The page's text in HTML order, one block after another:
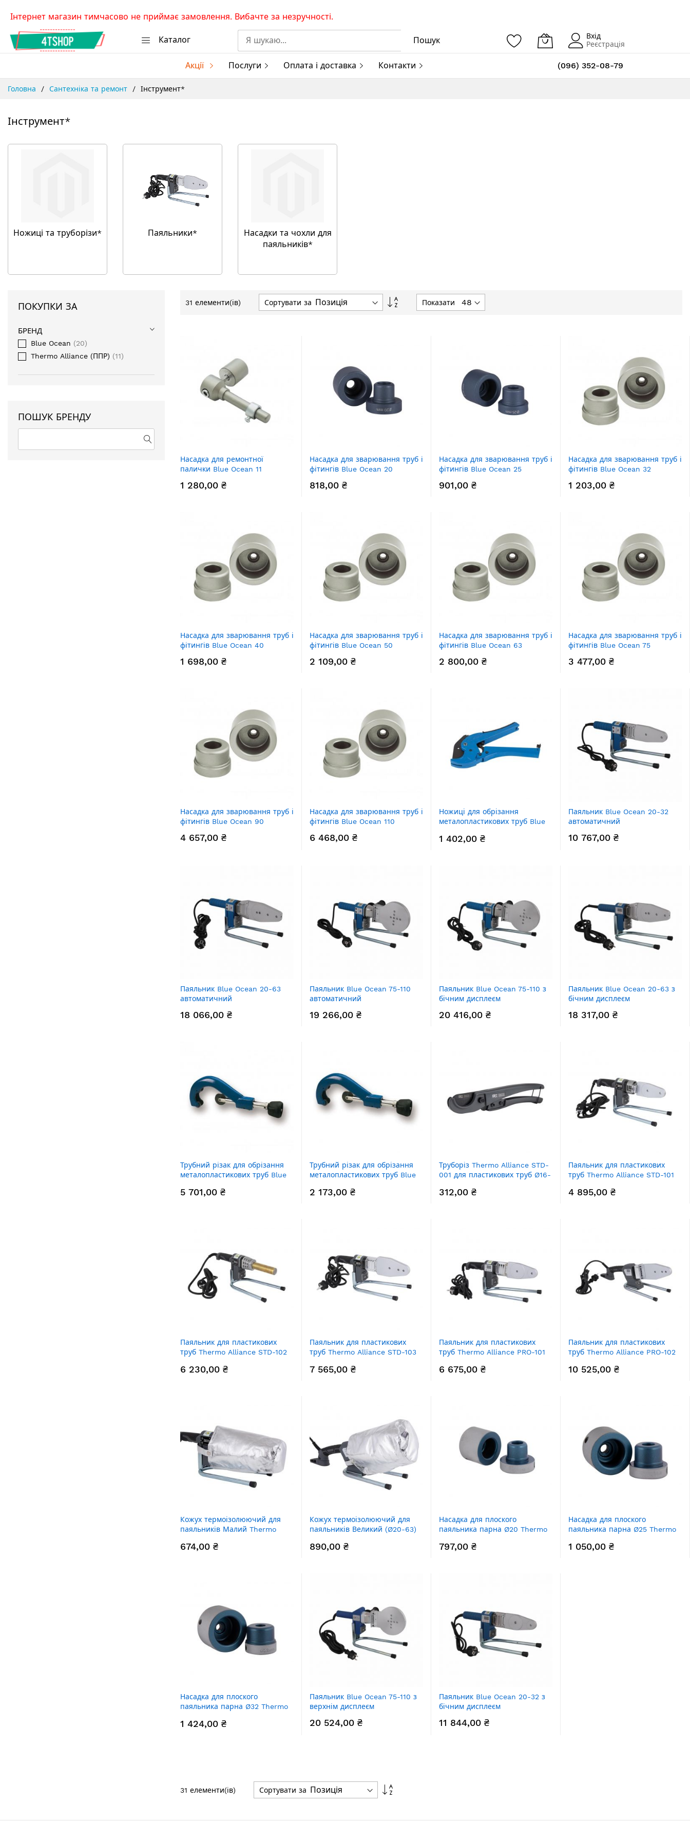
Skip
Content
Інтернет магазин тимчасово не приймає замовлення. Вибачте за незручності.
Каталог Пошук
Вхід
Реєстрація
Акції Послуги Оплата і доставка Контакти (096) 352-08-79
Головна Сантехніка та ремонт Інструмент*
Інструмент*
Ножиці та труборізи* Паяльники*
Насадки та чохли для
паяльників*
31 елементи(ів) Сортувати за
СортуватиПоказати
Насадка для ремонтної
палички Blue Ocean 11
1 280,00 ₴
Насадка для зварювання труб і
фітингів Blue Ocean 20
818,00 ₴
Насадка для зварювання труб і
фітингів Blue Ocean 25
901,00 ₴
Насадка для зварювання труб і
фітингів Blue Ocean 32
1 203,00 ₴
Насадка для зварювання труб і
фітингів Blue Ocean 40
1 698,00 ₴
Насадка для зварювання труб і
фітингів Blue Ocean 50
2 109,00 ₴
Насадка для зварювання труб і
фітингів Blue Ocean 63
2 800,00 ₴
Насадка для зварювання труб і
фітингів Blue Ocean 75
3 477,00 ₴
Насадка для зварювання труб і
фітингів Blue Ocean 90
4 657,00 ₴
Насадка для зварювання труб і
фітингів Blue Ocean 110
6 468,00 ₴
Ножиці для обрізання
металопластикових труб Blue
1 402,00 ₴
Паяльник Blue Ocean 20-32
автоматичний
10 767,00 ₴
Паяльник Blue Ocean 20-63
автоматичний
18 066,00 ₴
Паяльник Blue Ocean 75-110
автоматичний
19 266,00 ₴
Паяльник Blue Ocean 75-110 з
бічним дисплеєм
20 416,00 ₴
Паяльник Blue Ocean 20-63 з
бічним дисплеєм
18 317,00 ₴
Трубний різак для обрізання
металопластикових труб Blue
5 701,00 ₴
Трубний різак для обрізання
металопластикових труб Blue
2 173,00 ₴
Труборіз Thermo Alliance STD-
001 для пластикових труб Ø16-
312,00 ₴
Паяльник для пластикових
труб Thermo Alliance STD-101
4 895,00 ₴
Паяльник для пластикових
труб Thermo Alliance STD-102
6 230,00 ₴
Паяльник для пластикових
труб Thermo Alliance STD-103
7 565,00 ₴
Паяльник для пластикових
труб Thermo Alliance PRO-101
дісплеєм, 600W)
6 675,00 ₴
Паяльник для пластикових
труб Thermo Alliance PRO-102
дісплеєм, 800W)
10 525,00 ₴
Кожух термоізолюючий для
паяльників Малий Thermo
674,00 ₴
Кожух термоізолюючий для
паяльників Великий (Ø20-63)
890,00 ₴
Насадка для плоского
паяльника парна Ø20 Thermo
797,00 ₴
Насадка для плоского
паяльника парна Ø25 Thermo
1 050,00 ₴
Насадка для плоского
паяльника парна Ø32 Thermo
1 424,00 ₴
Паяльник Blue Ocean 75-110 з
верхнім дисплеєм
20 524,00 ₴
Паяльник Blue Ocean 20-32 з
бічним дисплеєм
11 844,00 ₴
31 елементи(ів) Сортувати за
Сортувати
ПОКУПКИ ЗА
БРЕНД
Blue Ocean
20
Thermo Alliance (ППР)
11
ПОШУК БРЕНДУ